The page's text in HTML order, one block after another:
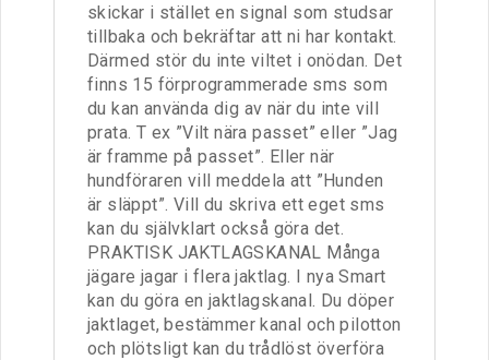
skickar i stället en signal som studsar
tillbaka och bekräftar att ni har kontakt.
Därmed stör du inte viltet i onödan. Det
finns 15 förprogrammerade sms som
du kan använda dig av när du inte vill
prata. T ex ”Vilt nära passet” eller ”Jag
är framme på passet”. Eller när
hundföraren vill meddela att ”Hunden
är släppt”. Vill du skriva ett eget sms
kan du självklart också göra det.
PRAKTISK JAKTLAGSKANAL Många
jägare jagar i flera jaktlag. I nya Smart
kan du göra en jaktlagskanal. Du dö­per
jaktlaget, bestämmer kanal och pilotton
och plötsligt kan du trådlöst överföra